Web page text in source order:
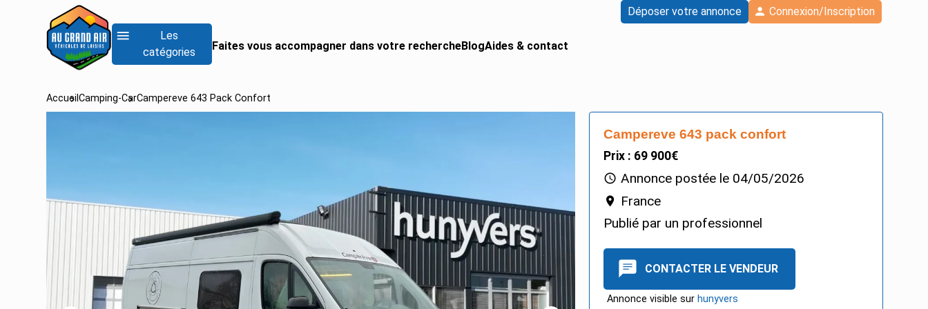
Déposer votre annonce
Connexion/Inscription
Les
catégories
RECHERCHER UN CAMPING-CAR
Voir tous les camping-car pro
Faites vous accompagner dans votre rechercheBlogAides & contact
AccueilCamping-CarCampereve 643 Pack Confort
Campereve 643 pack confort
Prix : 69 900€
Annonce postée le 04/05/2026
France
Publié par un professionnel
CONTACTER LE VENDEUR
Annonce visible sur hunyvers